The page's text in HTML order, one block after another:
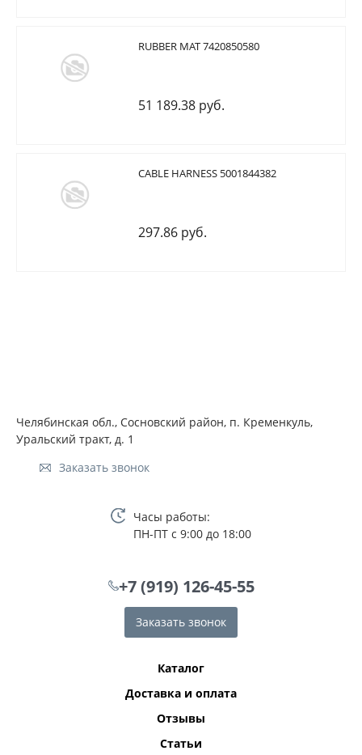
RUBBER MAT 7420850580
51 189.38 руб.
CABLE HARNESS 5001844382
297.86 руб.
Челябинская обл., Сосновский район, п. Кременкуль,
Уральский тракт, д. 1
Заказать звонок
Часы работы:
ПН-ПТ с 9:00 до 18:00
+7 (919) 126-45-55
Заказать звонок
Каталог
Доставка и оплата
Отзывы
Статьи